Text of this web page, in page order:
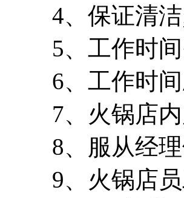
4、保证清洁;
5、工作时间
6、工作时间
7、火锅店内
8、服从经理
9、火锅店员